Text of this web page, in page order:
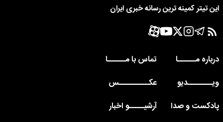
این تیتر کمینه ترین رسانه خبری ایران
درباره مــــــا
تماس با مــــــا
ویــــــــدیو
عکــــــــــس
پادکست و صدا
آرشیـــــو اخبار